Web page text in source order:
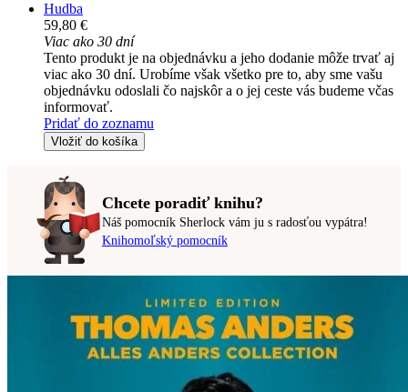
Hudba
59,80 €
Viac ako 30 dní
Tento produkt je na objednávku a jeho dodanie môže trvať aj
viac ako 30 dní. Urobíme však všetko pre to, aby sme vašu
objednávku odoslali čo najskôr a o jej ceste vás budeme včas
informovať.
Pridať do zoznamu
Vložiť do košíka
Chcete poradiť knihu?
Náš pomocník Sherlock vám ju s radosťou vypátra!
Knihomoľský pomocník